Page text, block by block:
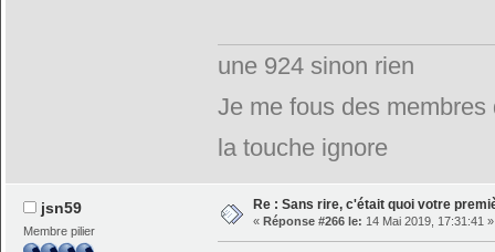
une 924 sinon rien
Je me fous des
la touche ignore
jsn59
Membre pilier
Re : Sans rire, c'était quoi votre
« Réponse #266 le: 14 Mai 2019, 17:31:41 »